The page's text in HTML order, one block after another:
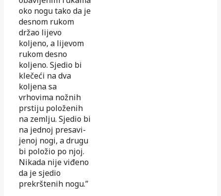
oko nogu tako da je
desnom rukom
držao lijevo
koljeno, a lijevom
ru­kom desno
koljeno. Sjedio bi
klečeći na dva
koljena sa
vrhovima nož­nih
prstiju položenih
na zemlju. Sjedio bi
na jednoj presa­vi­
je­noj nogi, a drugu
bi položio po njoj.
Nikada nije viđeno
da je sje­dio
prekrštenih nogu.”